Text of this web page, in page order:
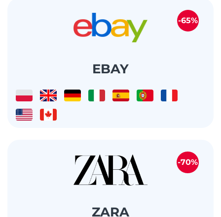
EBAY
-65%
ZARA
-70%